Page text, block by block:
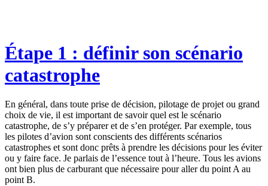
Étape 1 : définir son scénario
catastrophe
En général, dans toute prise de décision, pilotage de projet ou grand
choix de vie, il est important de savoir quel est le scénario
catastrophe, de s’y préparer et de s’en protéger. Par exemple, tous
les pilotes d’avion sont conscients des différents scénarios
catastrophes et sont donc prêts à prendre les décisions pour les éviter
ou y faire face. Je parlais de l’essence tout à l’heure. Tous les avions
ont bien plus de carburant que nécessaire pour aller du point A au
point B.